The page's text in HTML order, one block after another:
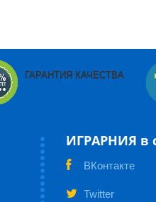
ГАРАНТИЯ КАЧЕСТВА
ИГРАРНИЯ в
ВКонтакте
Twitter